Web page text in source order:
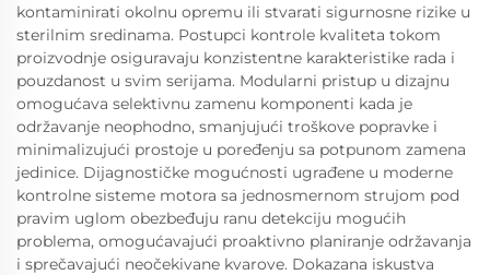
kontaminirati okolnu opremu ili stvarati sigurnosne rizike u
sterilnim sredinama. Postupci kontrole kvaliteta tokom
proizvodnje osiguravaju konzistentne karakteristike rada i
pouzdanost u svim serijama. Modularni pristup u dizajnu
omogućava selektivnu zamenu komponenti kada je
održavanje neophodno, smanjujući troškove popravke i
minimalizujući prostoje u poređenju sa potpunom zamena
jedinice. Dijagnostičke mogućnosti ugrađene u moderne
kontrolne sisteme motora sa jednosmernom strujom pod
pravim uglom obezbeđuju ranu detekciju mogućih
problema, omogućavajući proaktivno planiranje održavanja
i sprečavajući neočekivane kvarove. Dokazana iskustva